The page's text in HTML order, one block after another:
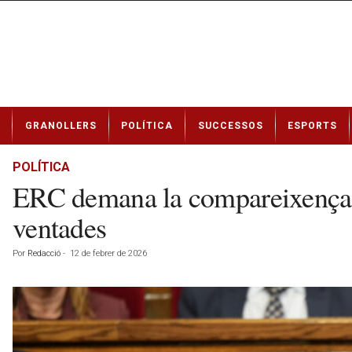
t
GRANOLLERS POLÍTICA SUCCESSOS ESPORTS
POLÍTICA
ERC demana la
ventades
Por Redacció - 12 de febrer de 2026